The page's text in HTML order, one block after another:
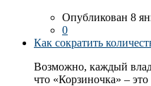
Опубликован 8
0
Как сократить
Возможно, каждый
что «Корзиночка» – это